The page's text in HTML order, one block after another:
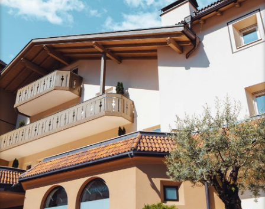
Ein Ort, der im Herzen bleibt
Gelebte Gastfreundschaft
News und Geschichten
Einblicke